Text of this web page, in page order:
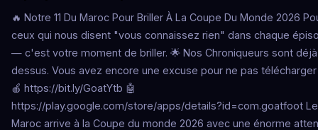
🔥 Notre 11 Du Maroc Pour Briller À La Coupe Du Monde 2026
ceux qui nous disent "vous connaissez rien" dans chaque
— c'est votre moment de briller. 🌟 Nos Chroniqueurs sont déjà
dessus. Vous avez encore une excuse pour ne pas télécharger
🍎 https://bit.ly/GoatYtb 🤖
https://play.google.com/store/apps/details?id=com.goatfoot Le
Maroc arrive à la Coupe du monde 2026 avec une énorme